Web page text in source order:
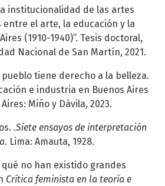
institucionalidad de las artes
el arte, la educación y la
(1910-1940)”. Tesis doctoral,
Nacional de San Martín, 2021.
tiene derecho a la belleza.
e industria en Buenos Aires
Miño y Dávila, 2023.
.Siete ensayos de interpretación
. Lima: Amauta, 1928.
qué no han existido grandes
Crítica feminista en la teoría e